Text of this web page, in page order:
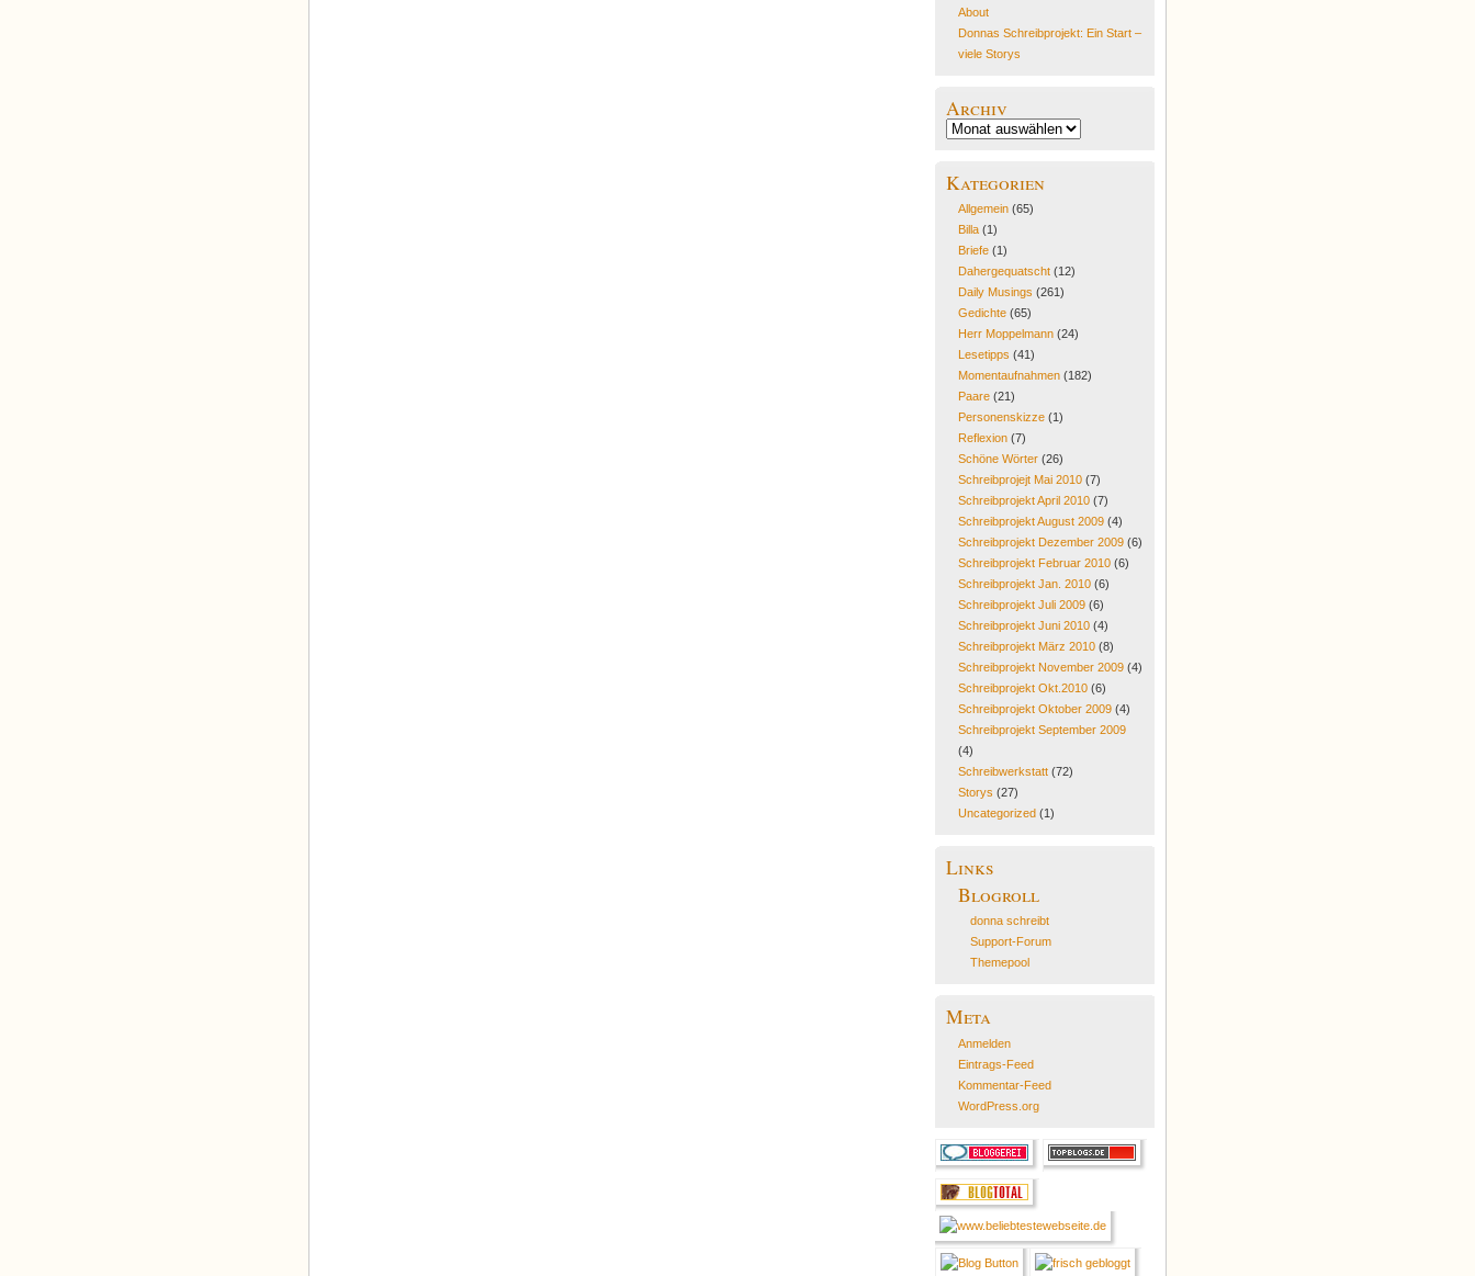
About
Donnas Schreibprojekt: Ein Start –
viele Storys
Archiv
Archiv
Kategorien
Allgemein(65)
Billa(1)
Briefe(1)
Dahergequatscht(12)
Daily Musings (261)
Gedichte(65)
Herr Moppelmann(24)
Lesetipps (41)
Momentaufnahmen(182)
Paare(21)
Personenskizze(1)
Reflexion(7)
Schöne Wörter(26)
Schreibprojejt Mai 2010(7)
Schreibprojekt April 2010(7)
Schreibprojekt August 2009(4)
Schreibprojekt Dezember 2009(6)
Schreibprojekt Februar 2010(6)
Schreibprojekt Jan. 2010(6)
Schreibprojekt Juli 2009(6)
Schreibprojekt Juni 2010(4)
Schreibprojekt März 2010(8)
Schreibprojekt November 2009(4)
Schreibprojekt Okt.2010(6)
Schreibprojekt Oktober 2009(4)
Schreibprojekt September 2009
(4)
Schreibwerkstatt(72)
Storys (27)
Uncategorized (1)
Links
Blogroll
donna schreibt
Support-Forum
Themepool
Meta
Anmelden
Eintrags-Feed
Kommentar-Feed
WordPress.org